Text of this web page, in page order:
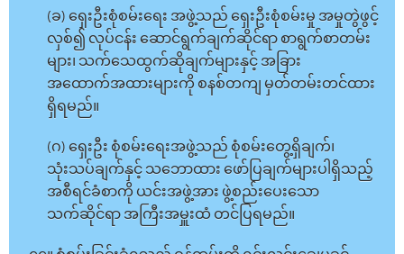
(ခ) ရှေးဦးစုံစမ်းရေး အဖွဲ့သည် ရှေးဦးစုံစမ်းမှု အမှုတွဲဖွင့်
လှစ်၍ လုပ်ငန်း ဆောင်ရွက်ချက်ဆိုင်ရာ စာရွက်စာတမ်း
များ၊ သက်သေထွက်ဆိုချက်များနှင့် အခြား
အထောက်အထားများကို စနစ်တကျ မှတ်တမ်းတင်ထား
ရှိရမည်။
(ဂ) ရှေးဦး စုံစမ်းရေးအဖွဲ့သည် စုံစမ်းတွေ့ရှိချက်၊
သုံးသပ်ချက်နှင့် သဘောထား ဖော်ပြချက်များပါရှိသည့်
အစီရင်ခံစာကို ယင်းအဖွဲ့အား ဖွဲ့စည်းပေးသော
သက်ဆိုင်ရာ အကြီးအမှူးထံ တင်ပြရမည်။